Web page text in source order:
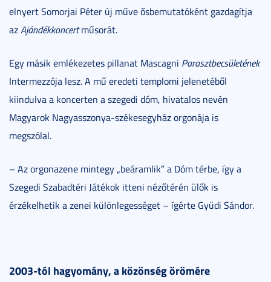
elnyert Somorjai Péter új műve ősbemutatóként gazdagítja
azAjándékkoncertműsorát.
Egy másik emlékezetes pillanat Mascagni Parasztbecsületének
Intermezzója lesz. A mű eredeti templomi jelenetéből
kiindulva a koncerten a szegedi dóm, hivatalos nevén
Magyarok Nagyasszonya-székesegyház orgonája is
megszólal.
– Az orgonazene mintegy „beáramlik” a Dóm térbe, így a
Szegedi Szabadtéri Játékok itteni nézőtérén ülők is
érzékelhetik a zenei különlegességet – ígérte Gyüdi Sándor.
2003-tól hagyomány, a közönség örömére